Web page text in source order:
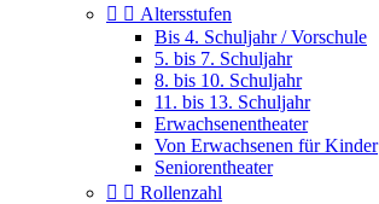
  Altersstufen
Bis 4. Schuljahr / Vorschule
5. bis 7. Schuljahr
8. bis 10. Schuljahr
11. bis 13. Schuljahr
Erwachsenentheater
Von Erwachsenen für Kinder
Seniorentheater
  Rollenzahl